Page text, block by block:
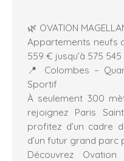
🌿 OVATION
Appartements neufs
559 € jusqu’à 575
📍 Colombes –
Sportif
À seulement 300
rejoignez Paris
profitez d’un cadre
d’un futur grand parc
Découvrez